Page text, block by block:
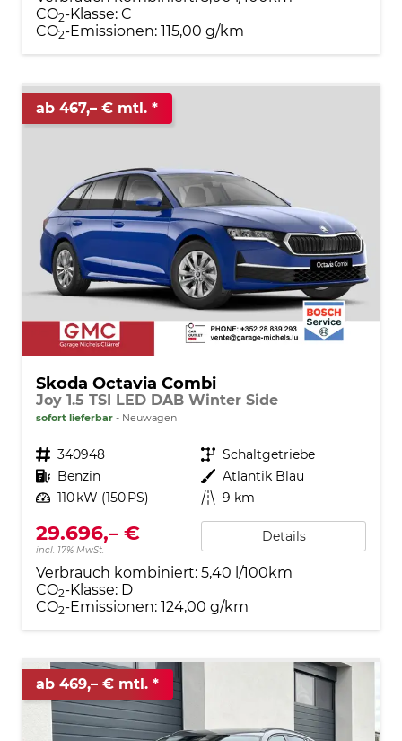
CO2-Klasse: C
CO2-Emissionen: 115,00 g/km
ab 467,– € mtl.
Skoda Octavia Combi
Joy 1.5 TSI LED DAB Winter Side
sofort lieferbar Neuwagen
Fahrzeugnr. 340948 Getriebe Schaltgetriebe
Kraftstoff Benzin Außenfarbe Atlantik Blau
Leistung 110 kW (150 PS) Kilometerstand 9 km
29.696,– €
incl. 17% MwSt.
Details
Verbrauch kombiniert: 5,40 l/100km
CO2-Klasse: D
CO2-Emissionen: 124,00 g/km
ab 469,– € mtl.